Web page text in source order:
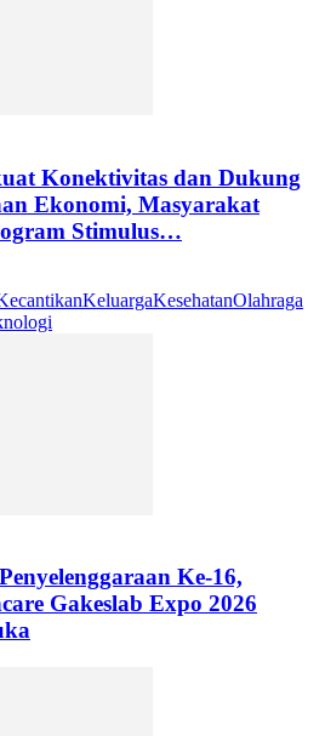
Konektivitas dan Dukung
Ekonomi, Masyarakat
Stimulus…
KeluargaKesehatanOlahraga
Ke-16,
Gakeslab Expo 2026